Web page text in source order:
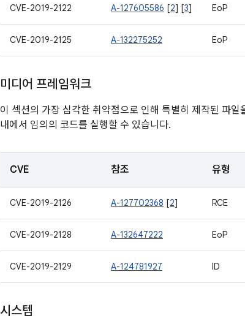
CVE-2019-2122 A-127605586 [2] [3] EoP
CVE-2019-2125 A-132275252 EoP
미디어 프레임워크
이 섹션의 가장 심각한 취약점으로 인해 특별히 제작된 파
내에서 임의의 코드를 실행할 수 있습니다.
CVE 참조 유형
CVE-2019-2126 A-127702368 [2] RCE
CVE-2019-2128 A-132647222 EoP
CVE-2019-2129 A-124781927 ID
시스템